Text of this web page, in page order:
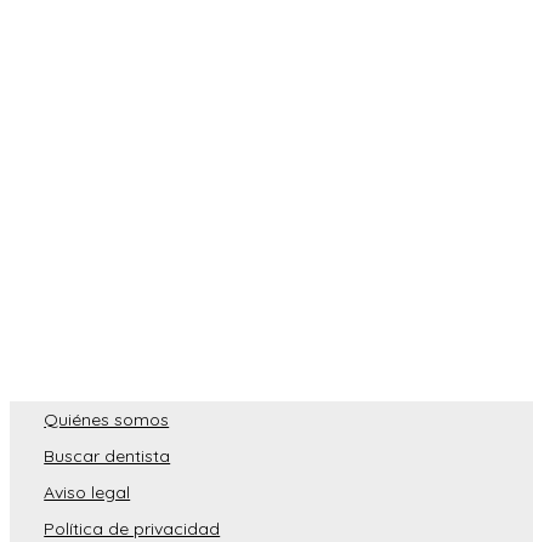
Quiénes somos
Buscar dentista
Aviso legal
Política de privacidad